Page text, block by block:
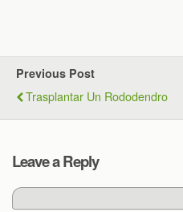
Previous Post
Trasplantar Un Rododendro
Leave a Reply